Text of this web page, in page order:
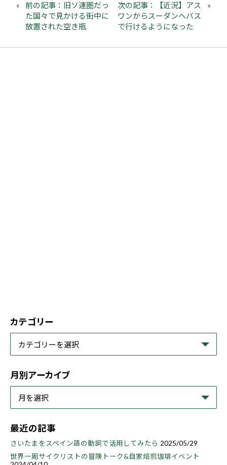
前の記事：旧ソ連圏だっ
た国々で見かける街中に
放置された空き瓶
次の記事：【近況】アス
ワンからスーダンへバス
で行けるようになった
カテゴリー
月別アーカイブ
最近の記事
さいたまをスペイン語の動詞で活用してみたら 2025/05/29
世界一周サイクリストの冒険トーク&自家焙煎珈琲イベント